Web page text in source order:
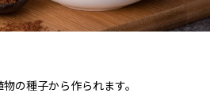
の種子から作られます。